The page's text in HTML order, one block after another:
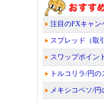
注目のFXキャン
スプレッド（取
スワップポイン
トルコリラ/円
メキシコペソ/